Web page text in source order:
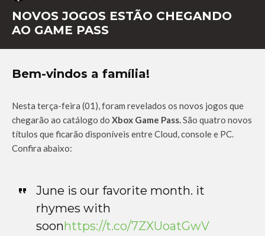
NOVOS JOGOS ESTÃO CHEGANDO
AO GAME PASS
Bem-vindos a família!
Nesta terça-feira (01), foram revelados os novos jogos que
chegarão ao catálogo do Xbox Game Pass.São quatro novos
títulos que ficarão disponíveis entre Cloud, console e PC.
Confira abaixo:
June is our favorite month. it
rhymes with
soonhttps://t.co/7ZXUoatGwV